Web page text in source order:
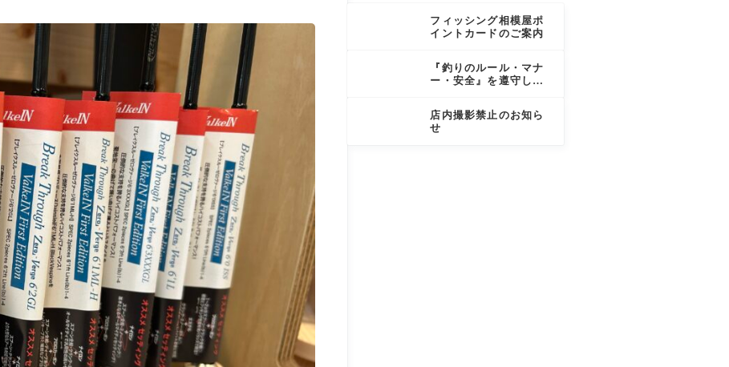
フィッシング相模屋ポ
イントカードのご案内
『釣りのルール・マナ
ー・安全』を遵守しま
店内撮影禁止のお知ら
せ